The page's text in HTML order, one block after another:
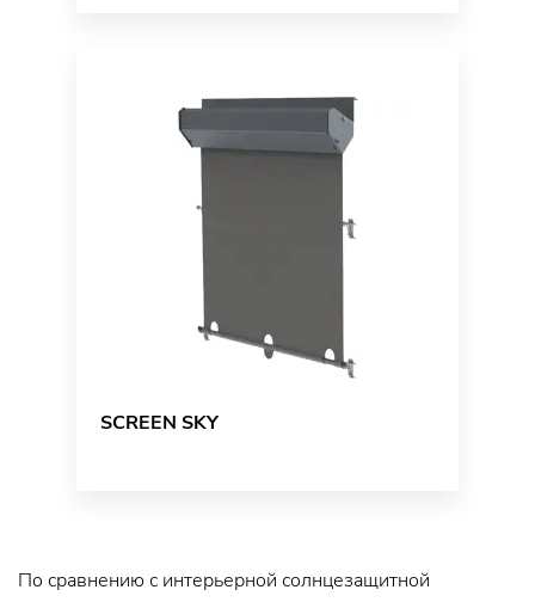
SCREEN SKY
По сравнению с интерьерной солнцезащитной